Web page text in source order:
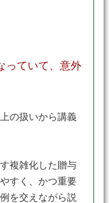
っていて、意外
の扱いから講義
複雑化した贈与
すく、かつ重要
を交えながら説